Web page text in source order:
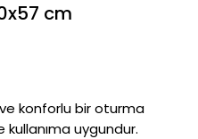
cm
konforlu bir oturma
kullanıma uygundur.